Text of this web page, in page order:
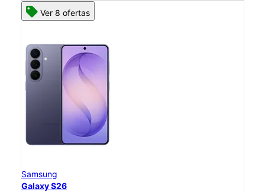
Ver 8 ofertas
Samsung
Galaxy S26